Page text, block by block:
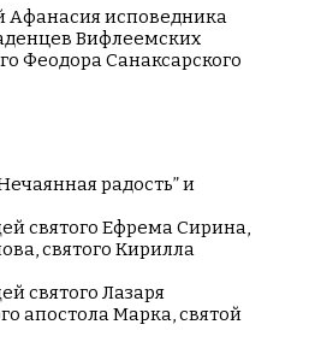
Афанасия исповедника
Вифлеемских
Феодора Санаксарского
радость” и
святого Ефрема Сирина,
святого Кирилла
святого Лазаря
апостола Марка, святой